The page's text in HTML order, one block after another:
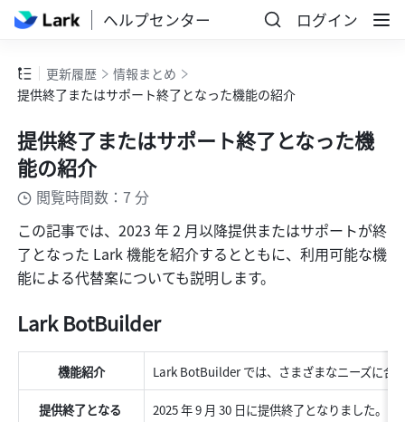
ヘルプセンター ログイン
更新履歴
情報まとめ
提供終了またはサポート終了となった機能の紹介
提供終了またはサポート終了となった機
能の紹介
閲覧時間数：7 分
この記事では、2023 年 2 月以降提供またはサポートが終
了となった Lark 機能を紹介するとともに、利用可能な機
能による代替案についても説明します。
Lark BotBuilder
機能紹介 Lark BotBuilder では、さまざまなニーズに合
提供終了となる
2025 年 9 月 30 日に提供終了となりました。